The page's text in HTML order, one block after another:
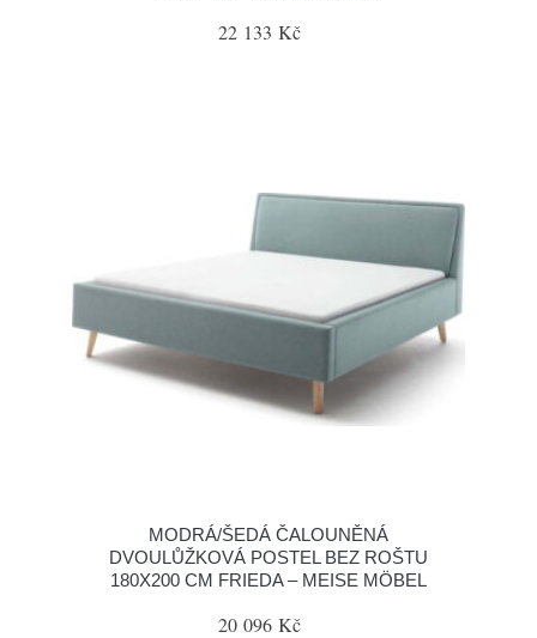
22 133 Kč
MODRÁ/ŠEDÁ ČALOUNĚNÁ
DVOULŮŽKOVÁ POSTEL BEZ ROŠTU
180X200 CM FRIEDA – MEISE MÖBEL
20 096 Kč